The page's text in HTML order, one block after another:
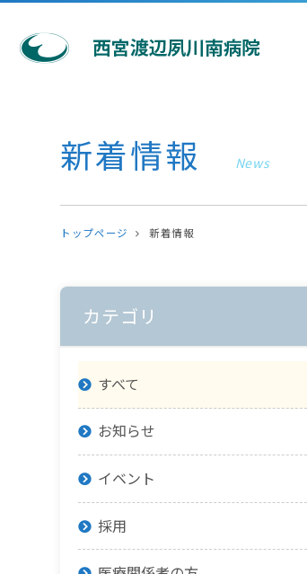
新着情報 News
トップページ 新着情報
カテゴリ
すべて
お知らせ
イベント
採用